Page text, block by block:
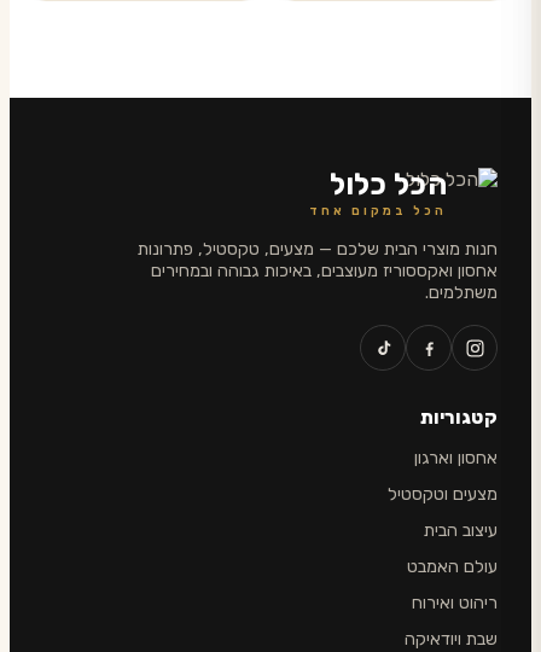
הכל כלול
הכל במקום אחד
חנות מוצרי הבית שלכם — מצעים, טקסטיל, פתרונות
אחסון ואקססוריז מעוצבים, באיכות גבוהה ובמחירים
משתלמים.
קטגוריות
אחסון וארגון
מצעים וטקסטיל
עיצוב הבית
עולם האמבט
ריהוט ואירוח
שבת ויודאיקה